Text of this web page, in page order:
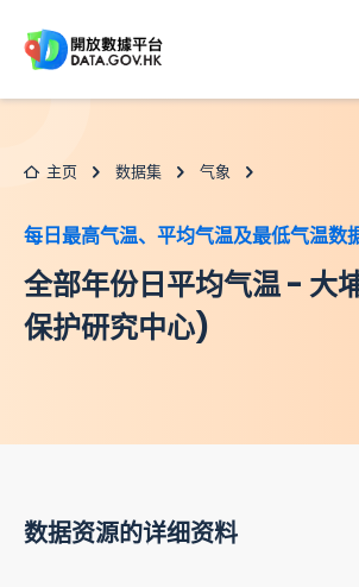
主页 数据集 气象
每日最高气温、平均气温及最低气温数
全部年份日平均气温 - 大
保护研究中心)
数据资源的详细资料